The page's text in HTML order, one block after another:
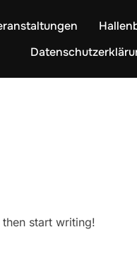
start writing!